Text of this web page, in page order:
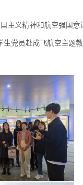
主义精神和航空强国
党员赴成飞航空主题